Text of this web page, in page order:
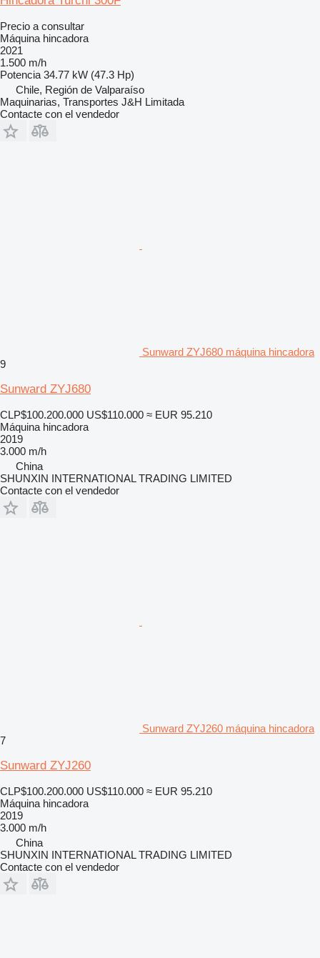
Precio a consultar
Máquina hincadora
2021
1.500 m/h
Potencia 34.77 kW (47.3 Hp)
Chile, Región de Valparaíso
Maquinarias, Transportes J&H Limitada
Contacte con el vendedor
Sunward ZYJ680 máquina hincadora
9
Sunward ZYJ680
CLP$100.200.000 US$110.000 ≈ EUR 95.210
Máquina hincadora
2019
3.000 m/h
China
SHUNXIN INTERNATIONAL TRADING LIMITED
Contacte con el vendedor
Sunward ZYJ260 máquina hincadora
7
Sunward ZYJ260
CLP$100.200.000 US$110.000 ≈ EUR 95.210
Máquina hincadora
2019
3.000 m/h
China
SHUNXIN INTERNATIONAL TRADING LIMITED
Contacte con el vendedor